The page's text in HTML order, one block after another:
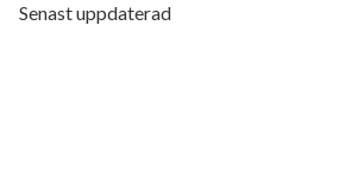
Senast uppdaterad